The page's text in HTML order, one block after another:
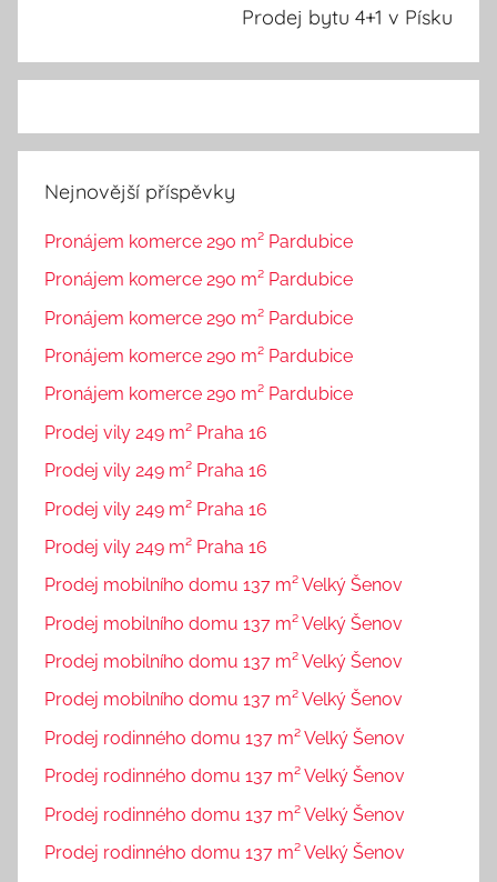
Prodej bytu 4+1 v Písku
Nejnovější příspěvky
Pronájem komerce 290 m² Pardubice
Pronájem komerce 290 m² Pardubice
Pronájem komerce 290 m² Pardubice
Pronájem komerce 290 m² Pardubice
Pronájem komerce 290 m² Pardubice
Prodej vily 249 m² Praha 16
Prodej vily 249 m² Praha 16
Prodej vily 249 m² Praha 16
Prodej vily 249 m² Praha 16
Prodej mobilního domu 137 m² Velký Šenov
Prodej mobilního domu 137 m² Velký Šenov
Prodej mobilního domu 137 m² Velký Šenov
Prodej mobilního domu 137 m² Velký Šenov
Prodej rodinného domu 137 m² Velký Šenov
Prodej rodinného domu 137 m² Velký Šenov
Prodej rodinného domu 137 m² Velký Šenov
Prodej rodinného domu 137 m² Velký Šenov